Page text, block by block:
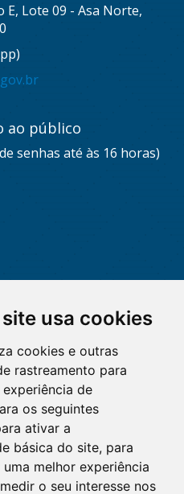
usa cookies
cookies e outras
rastreamento para
de
os seguintes
ativar a
básica do site, para
melhor experiência
o seu interesse nos
E, Lote 09 - Asa Norte,
ao público
senhas até às 16 horas)